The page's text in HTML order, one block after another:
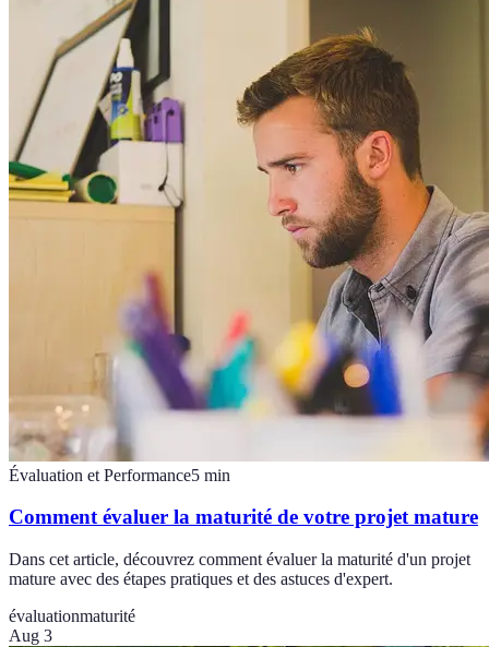
Évaluation et Performance5 min
Comment évaluer la maturité de votre projet mature
Dans cet article, découvrez comment évaluer la maturité d'un projet
mature avec des étapes pratiques et des astuces d'expert.
évaluationmaturité
Aug 3